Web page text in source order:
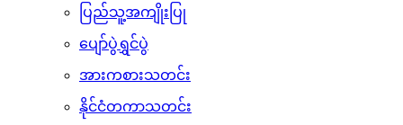
ပြည်သူ့အကျိုးပြု
ပျော်ပွဲရွှင်ပွဲ
အားကစားသတင်း
နိုင်ငံတကာသတင်း